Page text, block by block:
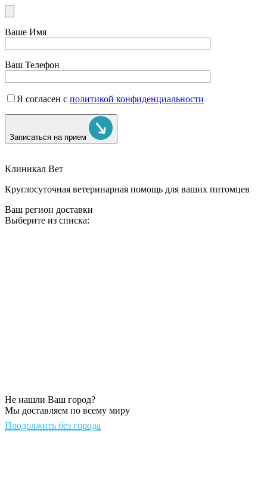
Ваше Имя
Ваш Телефон
Я согласен с политикой конфиденциальности
Записаться на прием
Клиникал Вет
Круглосуточная ветеринарная помощь для ваших питомцев
Ваш регион доставки
Выберите из списка:
Не нашли Ваш город?
Мы доставляем по всему миру
Продолжить без города